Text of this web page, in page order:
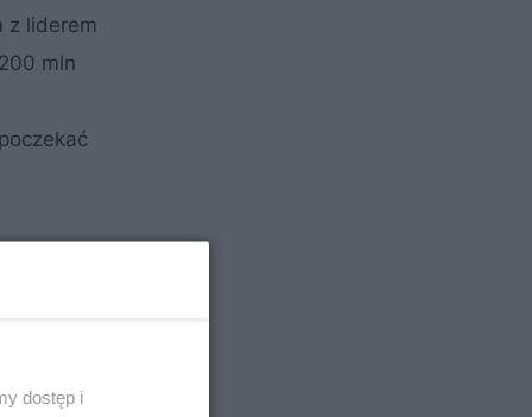
z liderem
mln
dostęp i